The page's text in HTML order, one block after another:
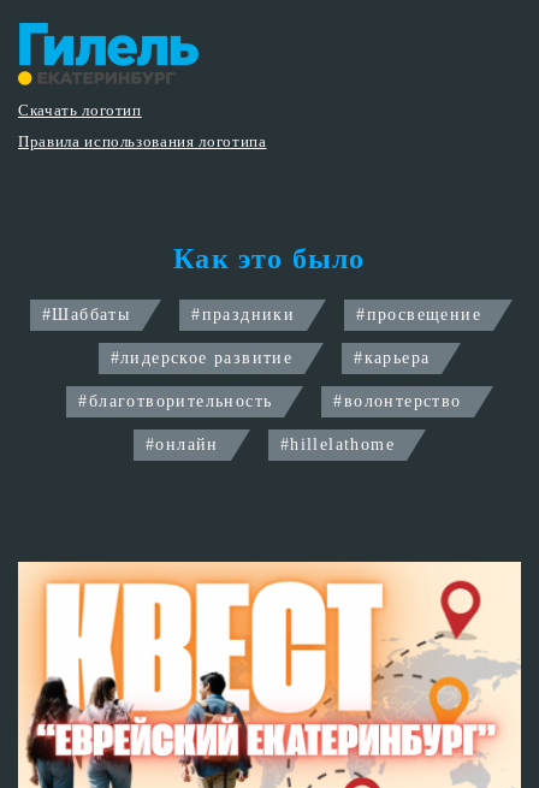
Скачать логотип
Правила использования логотипа
Как это было
#Шаббаты #праздники #просвещение
#лидерское развитие #карьера
#благотворительность #волонтерство
#онлайн #hillelathome